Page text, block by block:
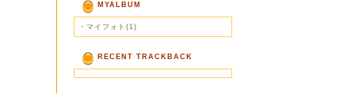
MYALBUM
・ マイフォト(1)
RECENT TRACKBACK